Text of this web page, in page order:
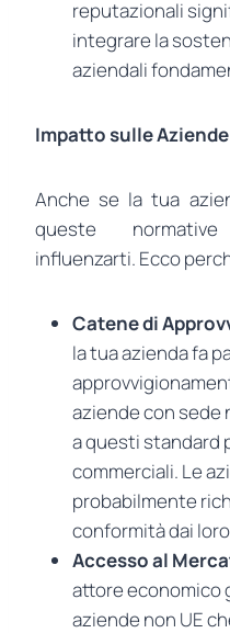
reputazionali
integrare la
aziendali
Impatto sulle Aziende
Anche se la tua
queste
influenzarti. Ecco
Catene di
la tua azienda fa
aziende con sede
a questi standard
commerciali. Le
probabilmente
conformità dai
Accesso al
attore economico
aziende non UE